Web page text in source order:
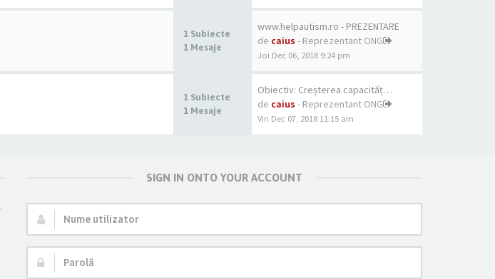
1 Subiecte
1 Mesaje
www.helpautism.ro - PREZENTARE
de caius - Reprezentant ONG
Joi Dec 06, 2018 9:24 pm
1 Subiecte
1 Mesaje
Obiectiv: Creșterea capacităț…
de caius - Reprezentant ONG
Vin Dec 07, 2018 11:15 am
SIGN IN ONTO YOUR ACCOUNT
Nume
utilizator:
Parolă: